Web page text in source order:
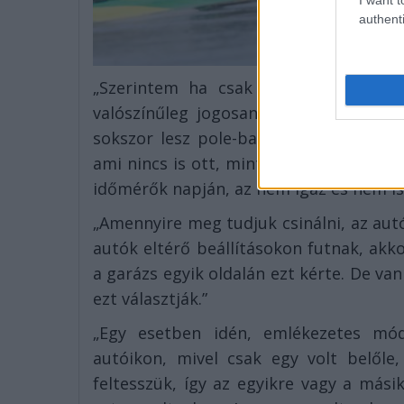
„Szerintem ha csak a statisztikákat
valószínűleg jogosan gondolhattuk
sokszor lesz pole-ban. Úgy
ami nincs is ott, mint például azt, hogy
időmérők napján, az nem igaz és nem
„Amennyire meg tudjuk csinálni, az
autók eltérő beállításokon futnak,
a garázs egyik oldalán ezt kérte. De
ezt választják.”
„Egy esetben idén, emlékezetes
autóikon, mivel csak egy volt
feltesszük, így az egyikre vagy a